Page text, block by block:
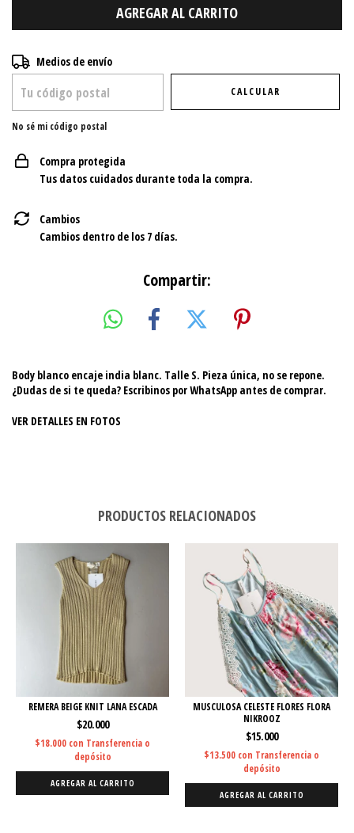
Entregas para el CP:
Medios de envío
CALCULAR
No sé mi código postal
Compra protegida
Tus datos cuidados durante toda la compra.
Cambios
Cambios dentro de los 7 días.
Compartir:
Body blanco encaje india blanc. Talle S. Pieza única, no se repone.
¿Dudas de si te queda? Escribinos por WhatsApp antes de comprar.
VER DETALLES EN FOTOS
PRODUCTOS RELACIONADOS
REMERA BEIGE KNIT LANA ESCADA
$20.000
$18.000 con Transferencia o
depósito
AGREGAR AL CARRITO
MUSCULOSA CELESTE FLORES FLORA
NIKROOZ
$15.000
$13.500 con Transferencia o
depósito
AGREGAR AL CARRITO